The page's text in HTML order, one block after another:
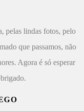
pelas lindas fotos, pelo
que passamos, não
Agora é só esperar